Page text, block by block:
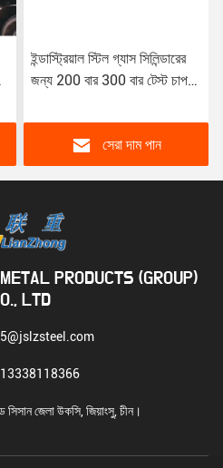
ইন্ডাস্ট্রিয়াল স্টিল গ্যাস সিলিন্ডারের
জন্য 200 বার 300 বার টেস্ট চাপ
সেরা দাম পান
PRODUCTS (GROUP)
LTD
জেলা উকসি, জিয়াংসু, চীন।